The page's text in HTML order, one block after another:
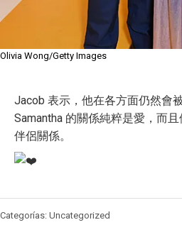
Olivia Wong/Getty Images
Jacob 表示，他在各方面仍然會
Samantha 的關係純粹是愛，而
伴侶關係。
Categorías: Uncategorized